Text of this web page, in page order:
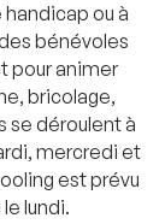
ou à
bénévoles
pour animer
bricolage,
se déroulent à
mercredi et
est prévu
lundi.